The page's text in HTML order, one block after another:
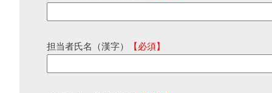
担当者氏名（漢字） 【必須】